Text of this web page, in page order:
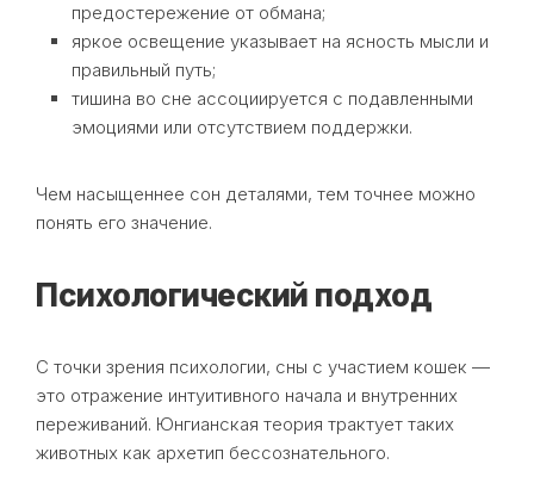
предостережение от обмана;
яркое освещение указывает на ясность мысли и
правильный путь;
тишина во сне ассоциируется с подавленными
эмоциями или отсутствием поддержки.
Чем насыщеннее сон деталями, тем точнее можно
понять его значение.
Психологический подход
С точки зрения психологии, сны с участием кошек —
это отражение интуитивного начала и внутренних
переживаний. Юнгианская теория трактует таких
животных как архетип бессознательного.